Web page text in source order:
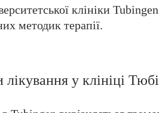
клініки
методик терапії.
лікування у клініці